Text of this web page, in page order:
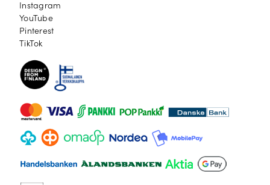
Instagram
Instagram
YouTube
YouTube
Pinterest
Pinterest
TikTok
TikTok